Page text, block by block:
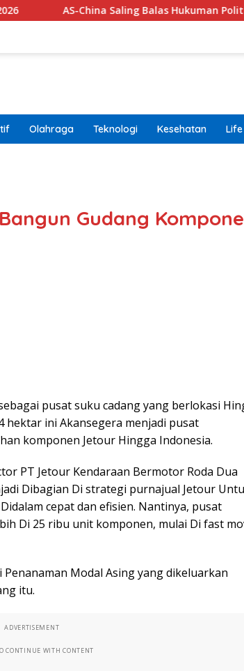
Saling Balas Hukuman Politik Jelang
Olahraga Teknologi Kesehatan
Gudang
pusat suku cadang yang berlokasi
hektar ini Akansegera menjadi pusat
komponen Jetour Hingga Indonesia.
PT Jetour Kendaraan Bermotor Roda Dua
Dibagian Di strategi purnajual Jetour
cepat dan efisien. Nantinya, pusat
Di 25 ribu unit komponen, mulai Di fast
Modal Asing yang dikeluarkan
itu.
ADVERTISEMENT
CONTINUE WITH CONTENT